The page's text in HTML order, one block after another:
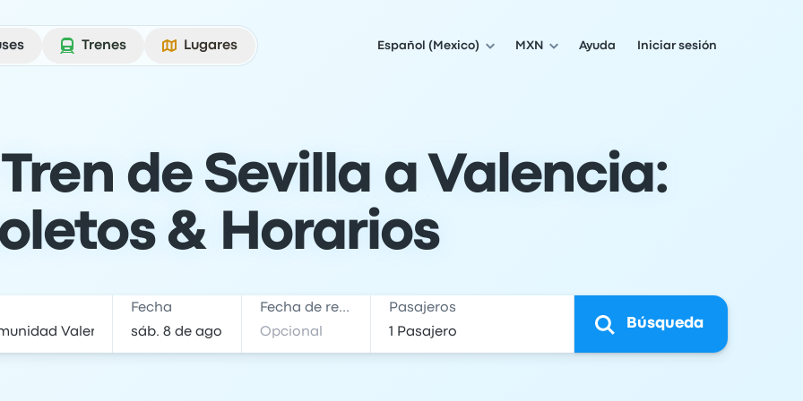
Trenes Lugares Español (Mexico) MXN Ayuda Iniciar sesión
de Sevilla a Valencia:
& Horarios
Fecha Fecha de regreso Pasajeros
Búsqueda